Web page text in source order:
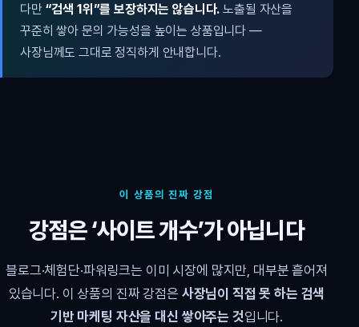
다만 “검색 1위”를 보장하지는 않습니다. 노출될 자산을
꾸준히 쌓아 문의 가능성을 높이는 상품입니다 —
사장님께도 그대로 정직하게 안내합니다.
이 상품의 진짜 강점
강점은 ‘사이트 개수’가 아닙니다
블로그·체험단·파워링크는 이미 시장에 많지만, 대부분 흩어져
있습니다. 이 상품의 진짜 강점은 사장님이 직접 못 하는 검색
기반 마케팅 자산을 대신 쌓아주는 것입니다.